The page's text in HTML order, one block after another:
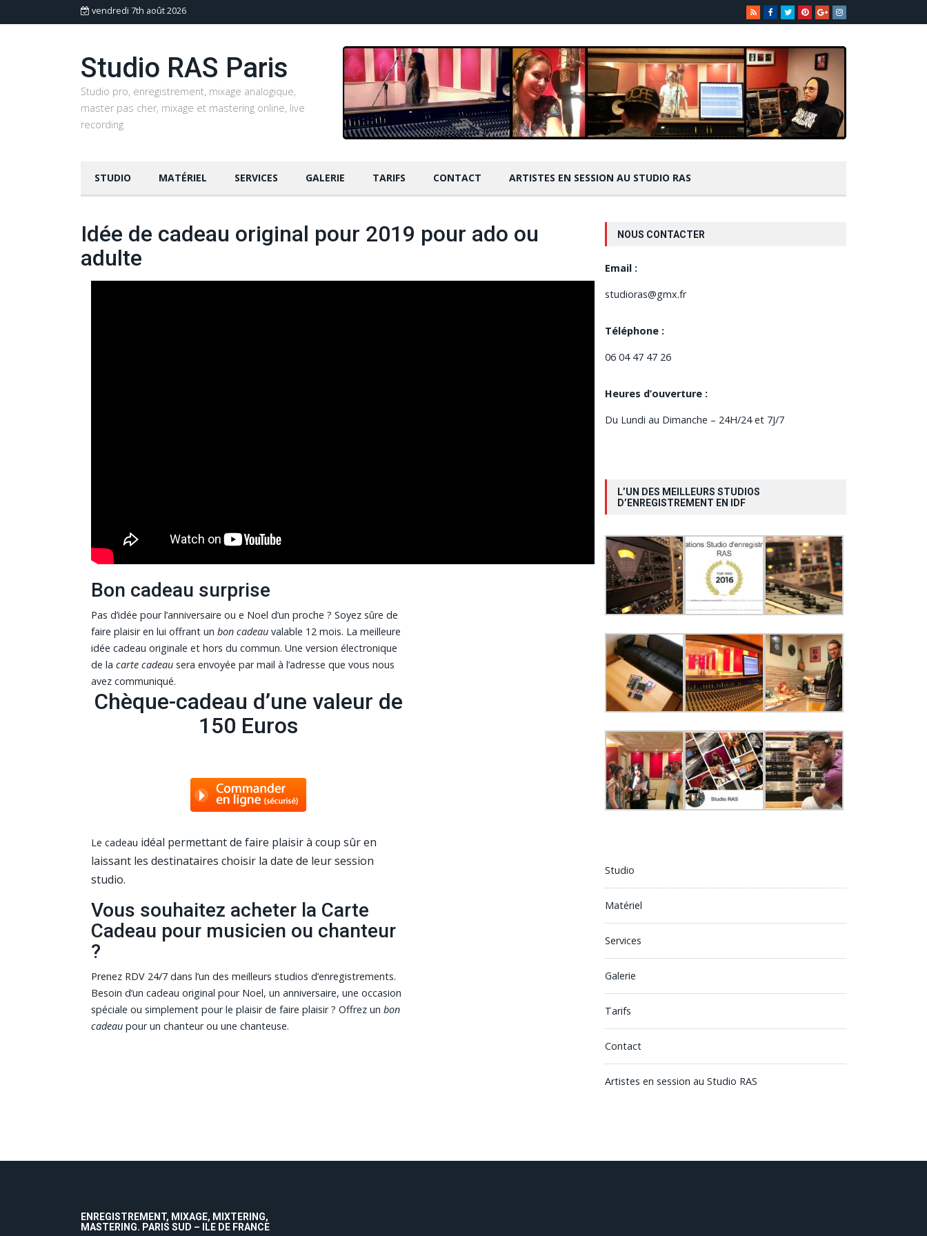
vendredi 7th août 2026
Studio RAS Paris
Studio pro, enregistrement, mixage analogique,
master pas cher, mixage et mastering online, live
recording
STUDIO MATÉRIEL SERVICES GALERIE TARIFS CONTACT ARTISTES EN SESSION AU STUDIO RAS
Idée de cadeau original pour 2019 pour ado ou
adulte
Bon cadeau surprise
Pas d’idée pour l’anniversaire ou e Noel d’un proche ? Soyez sûre de
faire plaisir en lui offrant un bon cadeau valable 12 mois. La meilleure
idée cadeau originale et hors du commun. Une version électronique
de la carte cadeau sera envoyée par mail à l’adresse que vous nous
avez communiqué.
Chèque-cadeau d’une valeur de
150 Euros
Le cadeau idéal permettant de faire plaisir à coup sûr en
laissant les destinataires choisir la date de leur session
studio.
Vous souhaitez acheter la Carte
Cadeau pour musicien ou chanteur
?
Prenez RDV 24/7 dans l’un des meilleurs studios d’enregistrements.
Besoin d’un cadeau original pour Noel, un anniversaire, une occasion
spéciale ou simplement pour le plaisir de faire plaisir ? Offrez un bon
cadeau pour un chanteur ou une chanteuse.
NOUS CONTACTER
Email :
studioras@gmx.fr
Téléphone :
06 04 47 47 26
Heures d’ouverture :
Du Lundi au Dimanche – 24H/24 et 7J/7
L’UN DES MEILLEURS STUDIOS
D’ENREGISTREMENT EN IDF
Studio
Matériel
Services
Galerie
Tarifs
Contact
Artistes en session au Studio RAS
ENREGISTREMENT, MIXAGE, MIXTERING,
MASTERING. PARIS SUD – ILE DE FRANCE